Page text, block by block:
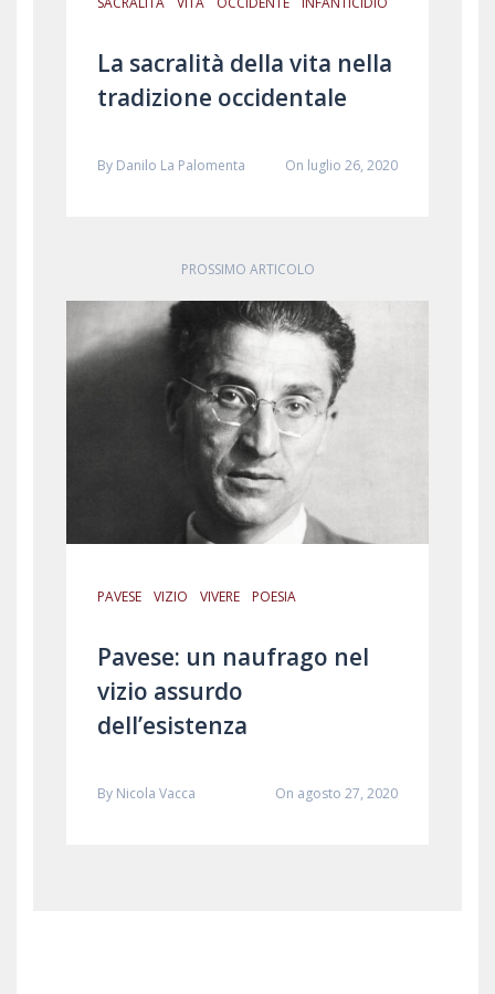
La sacralità della vita nella
tradizione occidentale
By Danilo La Palomenta On luglio 26, 2020
PROSSIMO ARTICOLO
PAVESE VIZIO VIVERE POESIA
Pavese: un naufrago nel
vizio assurdo
dell’esistenza
By Nicola Vacca On agosto 27, 2020